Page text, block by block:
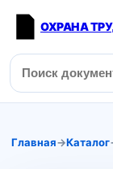
ОХРАНА
Главная→Каталог